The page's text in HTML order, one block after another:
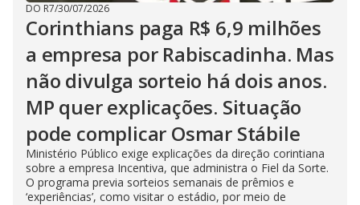
DO R7/30/07/2026
Corinthians paga R$ 6,9 milhões
a empresa por Rabiscadinha. Mas
não divulga sorteio há dois anos.
MP quer explicações. Situação
pode complicar Osmar Stábile
Ministério Público exige explicações da direção corintiana
sobre a empresa Incentiva, que administra o Fiel da Sorte.
O programa previa sorteios semanais de prêmios e
‘experiências’, como visitar o estádio, por meio de